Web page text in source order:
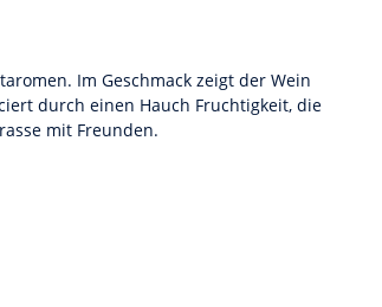
Im Geschmack zeigt der Wein
durch einen Hauch Fruchtigkeit, die
mit Freunden.